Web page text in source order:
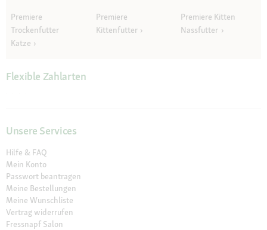
Premiere
Trockenfutter
Katze
Premiere
Kittenfutter
Premiere Kitten
Nassfutter
Flexible Zahlarten
Unsere Services
Hilfe & FAQ
Mein Konto
Passwort beantragen
Meine Bestellungen
Meine Wunschliste
Vertrag widerrufen
Fressnapf Salon